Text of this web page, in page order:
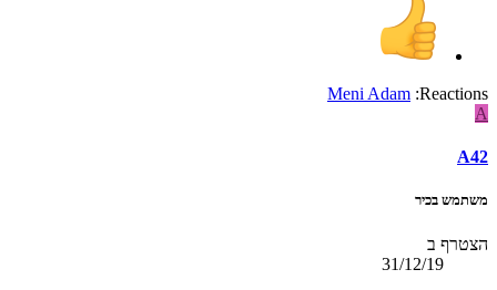
Reactions:
Meni Adam
A
A42
משתמש בכיר
הצטרף ב
31/12/19